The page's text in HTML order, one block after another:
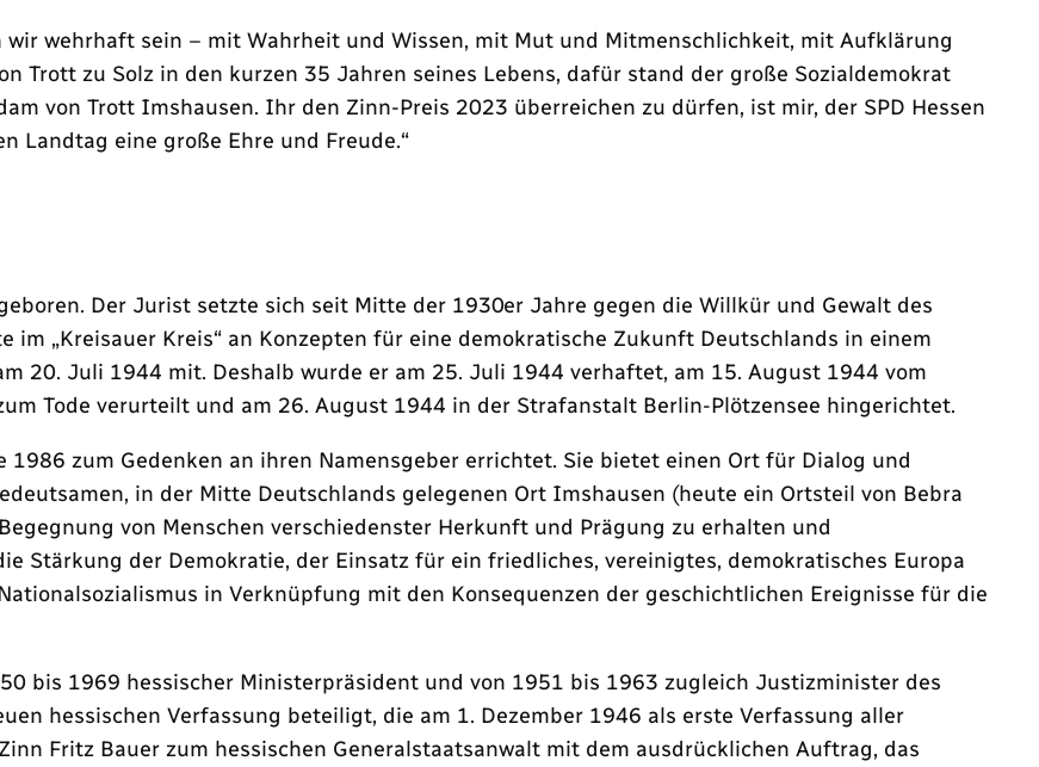
wir wehrhaft sein – mit Wahrheit und Wissen, mit Mut und Mitmenschlichkeit, mit Aufklärung
Trott zu Solz in den kurzen 35 Jahren seines Lebens, dafür stand der große Sozialdemokrat
von Trott Imshausen. Ihr den Zinn-Preis 2023 überreichen zu dürfen, ist mir, der SPD Hessen
Landtag eine große Ehre und Freude.“
Der Jurist setzte sich seit Mitte der 1930er Jahre gegen die Willkür und Gewalt des
im „Kreisauer Kreis“ an Konzepten für eine demokratische Zukunft Deutschlands in einem
20. Juli 1944 mit. Deshalb wurde er am 25. Juli 1944 verhaftet, am 15. August 1944 vom
Tode verurteilt und am 26. August 1944 in der Strafanstalt Berlin-Plötzensee hingerichtet.
1986 zum Gedenken an ihren Namensgeber errichtet. Sie bietet einen Ort für Dialog und
in der Mitte Deutschlands gelegenen Ort Imshausen (heute ein Ortsteil von Bebra
von Menschen verschiedenster Herkunft und Prägung zu erhalten und
Stärkung der Demokratie, der Einsatz für ein friedliches, vereinigtes, demokratisches Europa
in Verknüpfung mit den Konsequenzen der geschichtlichen Ereignisse für die
bis 1969 hessischer Ministerpräsident und von 1951 bis 1963 zugleich Justizminister des
hessischen Verfassung beteiligt, die am 1. Dezember 1946 als erste Verfassung aller
Fritz Bauer zum hessischen Generalstaatsanwalt mit dem ausdrücklichen Auftrag, das